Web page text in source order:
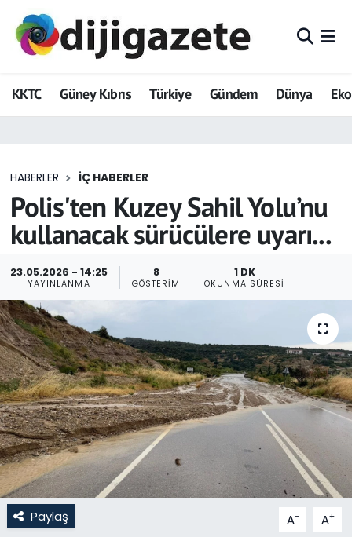
KKTC Güney Kıbrıs Türkiye Gündem Dünya
HABERLER İÇ HABERLER
Polis'ten Kuzey Sahil Yolu’nu
kullanacak sürücülere uyarı...
23.05.2026 - 14:25
YAYINLANMA
8
GÖSTERIM
1 DK
OKUNMA SÜRESI
Paylaş A- A+
ADVERTORIAL
Dijigazete
Eğitim
Ekonomi
GEZİ
Güncel
Gündem
KKTC
KKTC YEREL SEÇİM 2018
Kültür Sanat
Hava Durumu
Trafik Durumu
Tüm Manşetler
Son Dakika Haberleri